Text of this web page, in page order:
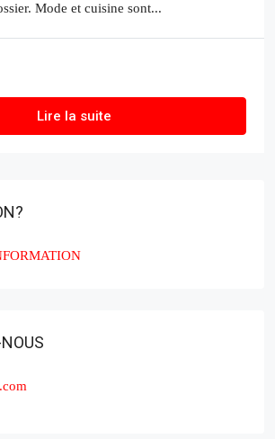
Mode et cuisine sont...
Lire la suite